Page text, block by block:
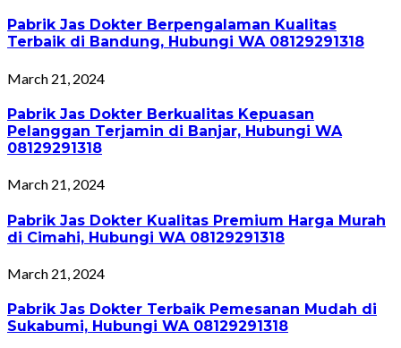
Pabrik Jas Dokter Berpengalaman Kualitas
Terbaik di Bandung, Hubungi WA 08129291318
March 21, 2024
Pabrik Jas Dokter Berkualitas Kepuasan
Pelanggan Terjamin di Banjar, Hubungi WA
08129291318
March 21, 2024
Pabrik Jas Dokter Kualitas Premium Harga Murah
di Cimahi, Hubungi WA 08129291318
March 21, 2024
Pabrik Jas Dokter Terbaik Pemesanan Mudah di
Sukabumi, Hubungi WA 08129291318